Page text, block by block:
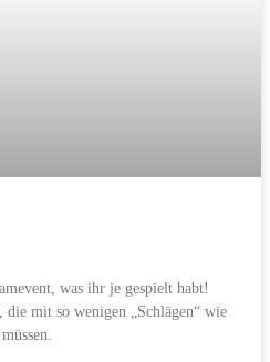
was ihr je gespielt habt!
die mit so wenigen „Schlägen“ wie